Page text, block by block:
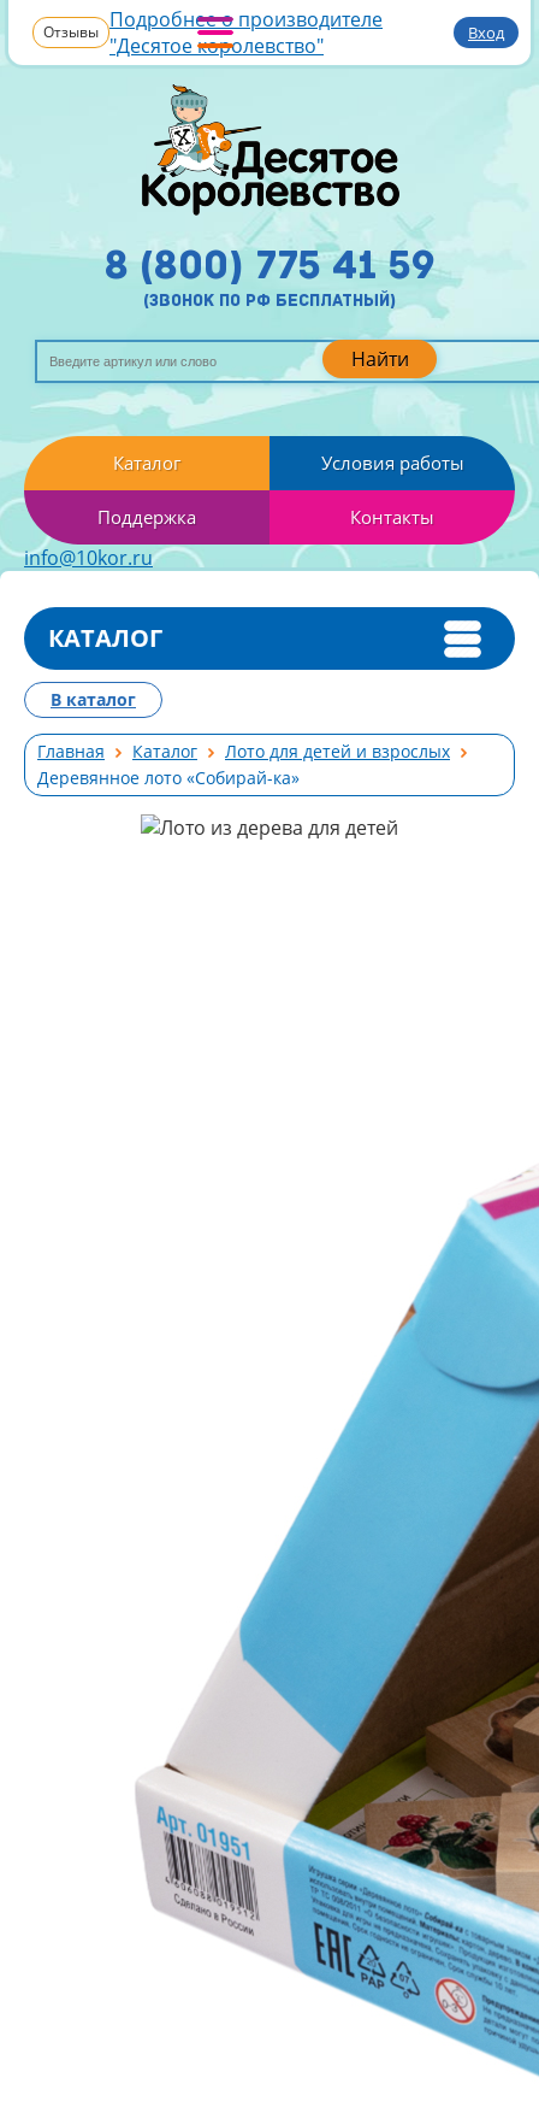
Отзывы Подробнее о производителе
"Десятое королевство"
Вход
Найти
8 (800) 775 41 59
(звонок по рф бесплатный)
Каталог Условия работы
Поддержка Контакты
info@10kor.ru
КАТАЛОГ
Главная Каталог
Лото для детей и взрослых
Деревянное лото «Собирай-ка»
В каталог